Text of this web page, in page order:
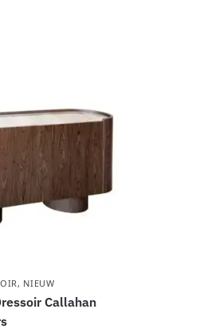
, NIEUW
Callahan